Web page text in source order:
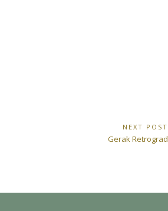
NEXT POST
Next
Gerak Retrograd